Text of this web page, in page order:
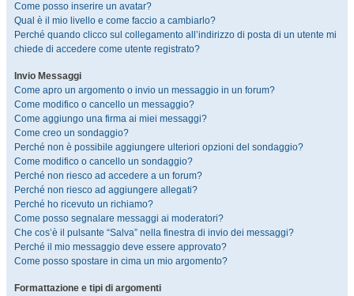
Come posso inserire un avatar?
Qual è il mio livello e come faccio a cambiarlo?
Perché quando clicco sul collegamento all’indirizzo di posta di un utente mi
chiede di accedere come utente registrato?
Invio Messaggi
Come apro un argomento o invio un messaggio in un forum?
Come modifico o cancello un messaggio?
Come aggiungo una firma ai miei messaggi?
Come creo un sondaggio?
Perché non è possibile aggiungere ulteriori opzioni del sondaggio?
Come modifico o cancello un sondaggio?
Perché non riesco ad accedere a un forum?
Perché non riesco ad aggiungere allegati?
Perché ho ricevuto un richiamo?
Come posso segnalare messaggi ai moderatori?
Che cos’è il pulsante “Salva” nella finestra di invio dei messaggi?
Perché il mio messaggio deve essere approvato?
Come posso spostare in cima un mio argomento?
Formattazione e tipi di argomenti